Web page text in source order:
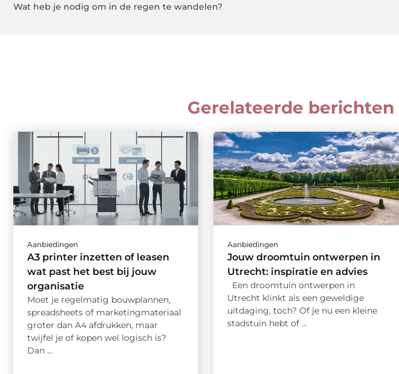
Wat heb je nodig om in de regen te wandelen?
Gerelateerde berichten
Aanbiedingen
A3 printer inzetten of leasen
wat past het best bij jouw
organisatie
Moet je regelmatig bouwplannen,
spreadsheets of marketingmateriaal
groter dan A4 afdrukken, maar
twijfel je of kopen wel logisch is?
Dan ...
Aanbiedingen
Jouw droomtuin ontwerpen in
Utrecht: inspiratie en advies
Een droomtuin ontwerpen in
Utrecht klinkt als een geweldige
uitdaging, toch? Of je nu een kleine
stadstuin hebt of ...